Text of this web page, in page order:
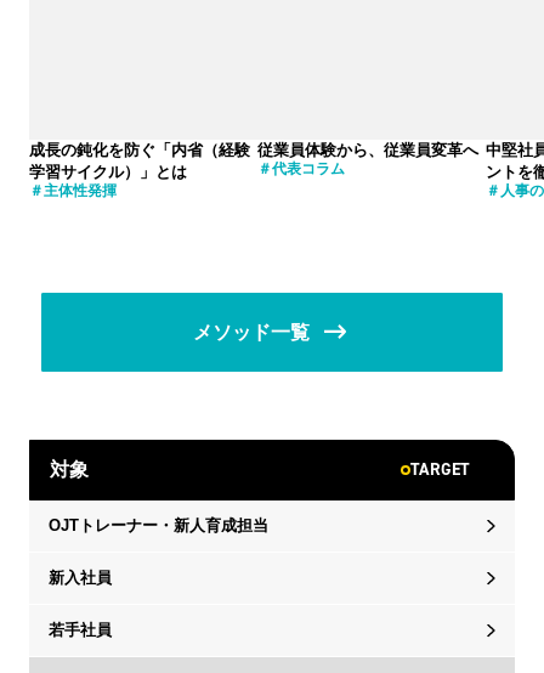
成長の鈍化を防ぐ「内省（経験
学習サイクル）」とは
主体性発揮
従業員体験から、従業員変革へ
代表コラム
中堅社
ントを
人事
メソッド一覧
対象 TARGET
OJTトレーナー・新人育成担当
新入社員
若手社員